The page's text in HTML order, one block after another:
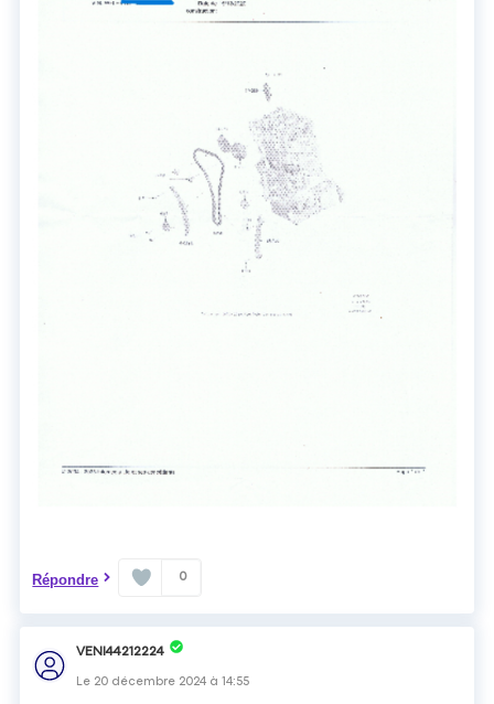
Répondre 0
VENI44212224
Le 20 décembre 2024 à14:55